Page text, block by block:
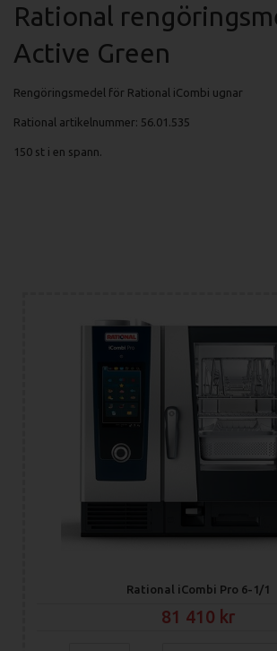
Rational
Active Green
Rengöringsmedel för Rational iCombi ugnar
Rational artikelnummer: 56.01.535
150 st i en spann.
Rational iCombi Pro 6-1/1
81 410